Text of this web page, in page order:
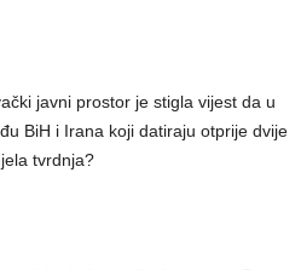
javni prostor je stigla vijest da u
BiH i Irana koji datiraju otprije dvije
tvrdnja?